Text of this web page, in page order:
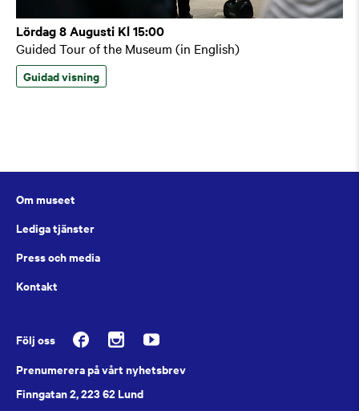
Lördag 8 Augusti Kl 15:00
Guided Tour of the Museum (in English)
Guidad visning
Om museet
Lediga tjänster
Press och media
Kontakt
Följ oss
Prenumerera på vårt nyhetsbrev
Finngatan 2, 223 62 Lund